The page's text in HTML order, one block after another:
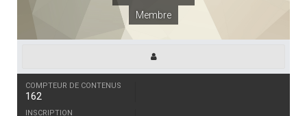
Membre
COMPTEUR DE CONTENUS
162
INSCRIPTION